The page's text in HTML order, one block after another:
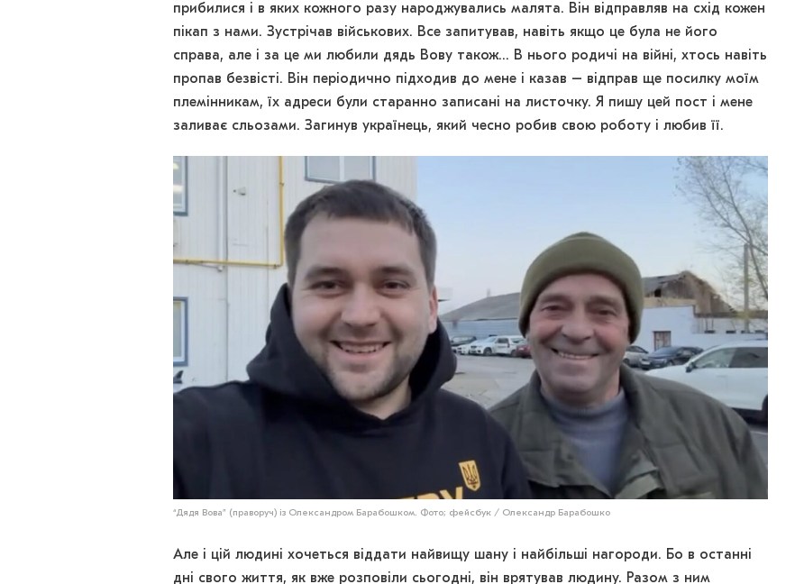
прибилися і в яких кожного разу народжувались малята. Він відправляв на схід кожен
пікап з нами. Зустрічав військових. Все запитував, навіть якщо це була не його
справа, але і за це ми любили дядь Вову також… В нього родичі на війні, хтось навіть
пропав безвісті. Він періодично підходив до мене і казав – відправ ще посилку моїм
племінникам, їх адреси були старанно записані на листочку. Я пишу цей пост і мене
заливає сльозами. Загинув українець, який чесно робив свою роботу і любив її.
“Дядя Вова” (праворуч) із Олександром Барабошком. Фото; фейсбук / Олександр Барабошко
Але і цій людині хочеться віддати найвищу шану і найбільші нагороди. Бо в останні
дні свого життя, як вже розповіли сьогодні, він врятував людину. Разом з ним